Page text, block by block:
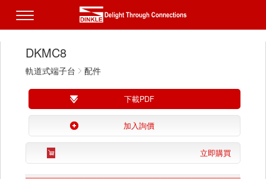
DKMC8
軌道式端子台 配件
下載PDF
加入詢價
立即購買